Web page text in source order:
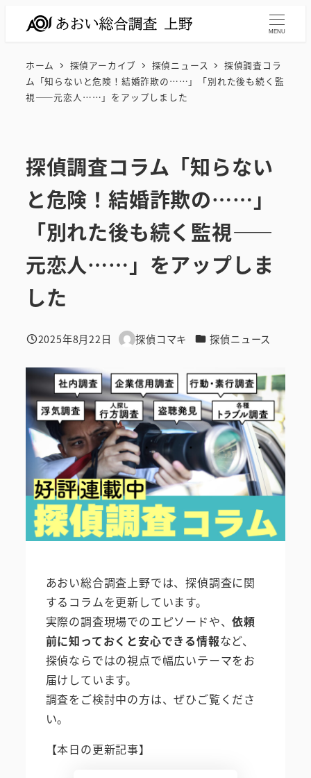
MENU
ホーム 探偵アーカイブ 探偵ニュース
探偵調査コラ
ム「知らないと危険！結婚詐欺の……」「別れた後も続く監
視――元恋人……」をアップしました
探偵調査コラム「知らない
と危険！結婚詐欺の……」
「別れた後も続く監視――
元恋人……」をアップしま
した
投稿日
2025年8月22日
著
探偵コマキ カテゴリー
探偵ニュース
あおい総合調査上野では、探偵調査に関
するコラムを更新しています。
実際の調査現場でのエピソードや、依頼
前に知っておくと安心できる情報など、
探偵ならではの視点で幅広いテーマをお
届けしています。
調査をご検討中の方は、ぜひご覧くださ
い。
【本日の更新記事】